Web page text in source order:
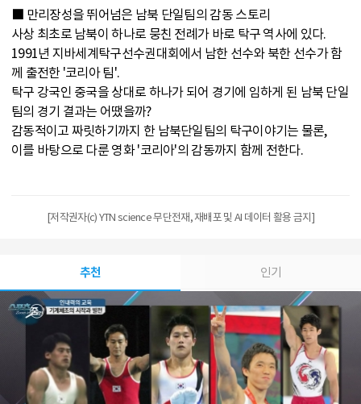
■ 만리장성을 뛰어넘은 남북 단일팀의 감동 스토리
사상 최초로 남북이 하나로 뭉친 전례가 바로 탁구 역사에 있다.
1991년 지바세계탁구선수권대회에서 남한 선수와 북한 선수가 함
께 출전한 '코리아 팀'.
탁구 강국인 중국을 상대로 하나가 되어 경기에 임하게 된 남북 단일
팀의 경기 결과는 어땠을까?
감동적이고 짜릿하기까지 한 남북단일팀의 탁구이야기는 물론,
이를 바탕으로 다룬 영화 '코리아'의 감동까지 함께 전한다.
[저작권자(c) YTN science 무단전재, 재배포 및 AI 데이터 활용 금지]
추천 인기